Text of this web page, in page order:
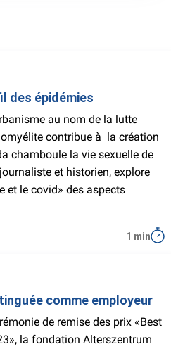
des épidémies
au nom de la lutte
contribue à la création
chamboule la vie sexuelle de
et historien, explore
et le covid» des aspects
1 min
comme employeur
de remise des prix «Best
la fondation Alterszentrum